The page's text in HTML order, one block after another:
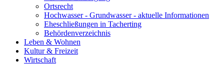
Ortsrecht
Hochwasser - Grundwasser - aktuelle Informationen
Eheschließungen in Tacherting
Behördenverzeichnis
Leben & Wohnen
Kultur & Freizeit
Wirtschaft